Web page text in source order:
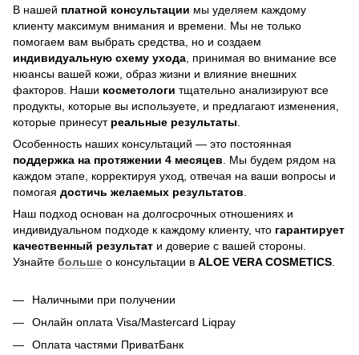
В нашей платной консультации мы уделяем каждому
клиенту максимум внимания и времени. Мы не только
помогаем вам выбрать средства, но и создаем
индивидуальную схему ухода , принимая во внимание все
нюансы вашей кожи, образ жизни и влияние внешних
факторов. Наши косметологи тщательно анализируют все
продукты, которые вы используете, и предлагают изменения,
которые принесут реальные результаты
Особенность наших консультаций — это постоянная
поддержка на протяжении 4 месяцев . Мы будем рядом на
каждом этапе, корректируя уход, отвечая на ваши вопросы и
помогая достичь желаемых результатов
Наш подход основан на долгосрочных отношениях и
индивидуальном подходе к каждому клиенту, что гарантирует
качественный результат и доверие с вашей стороны.
Узнайте больше о консультации в ALOE VERA COSMETICS
Наличными при получении
Онлайн оплата Visa/Mastercard Liqpay
Оплата частями ПриватБанк